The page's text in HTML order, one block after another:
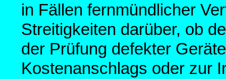
in Fällen fernmündlicher
Streitigkeiten darüber, ob
der Prüfung defekter
Kostenanschlags oder zur